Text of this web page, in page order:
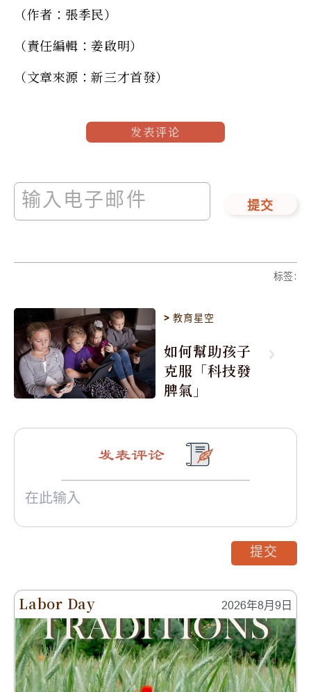
（作者：張季民）
（責任編輯：姜啟明）
（文章來源：新三才首發）
发表评论
提交
标签:
>教育星空
如何幫助孩子
克服「科技發
脾氣」
Labor Day 2026年8月9日
发表评论
提交